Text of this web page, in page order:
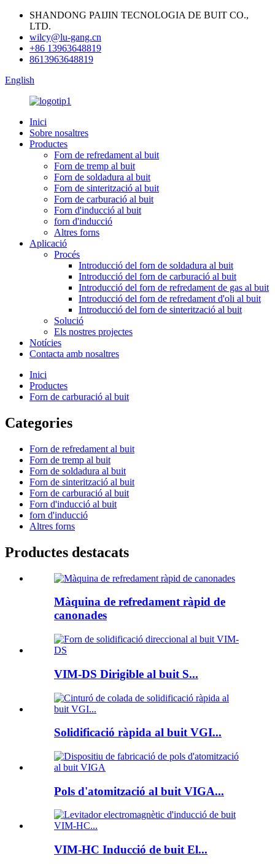
SHANDONG PAIJIN TECNOLOGIA DE BUIT CO.,
LTD.
wilcy@lu-gang.cn
+86 13963648819
8613963648819
English
Inici
Sobre nosaltres
Productes
Forn de refredament al buit
Forn de tremp al buit
Forn de soldadura al buit
Forn de sinterització al buit
Forn de carburació al buit
Forn d'inducció al buit
forn d'inducció
Altres forns
Aplicació
Procés
Introducció del forn de soldadura al buit
Introducció del forn de carburació al buit
Introducció del forn de refredament de gas al buit
Introducció del forn de refredament d'oli al buit
Introducció del forn de sinterització al buit
Solució
Els nostres projectes
Notícies
Contacta amb nosaltres
Inici
Productes
Forn de carburació al buit
Categories
Forn de refredament al buit
Forn de tremp al buit
Forn de soldadura al buit
Forn de sinterització al buit
Forn de carburació al buit
Forn d'inducció al buit
forn d'inducció
Altres forns
Productes destacats
Màquina de refredament ràpid de
canonades
VIM-DS Dirigible al buit S...
Solidificació ràpida al buit VGI...
Pols d'atomització al buit VIGA...
VIM-HC Inducció de buit El...